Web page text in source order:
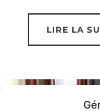
LIRE LA